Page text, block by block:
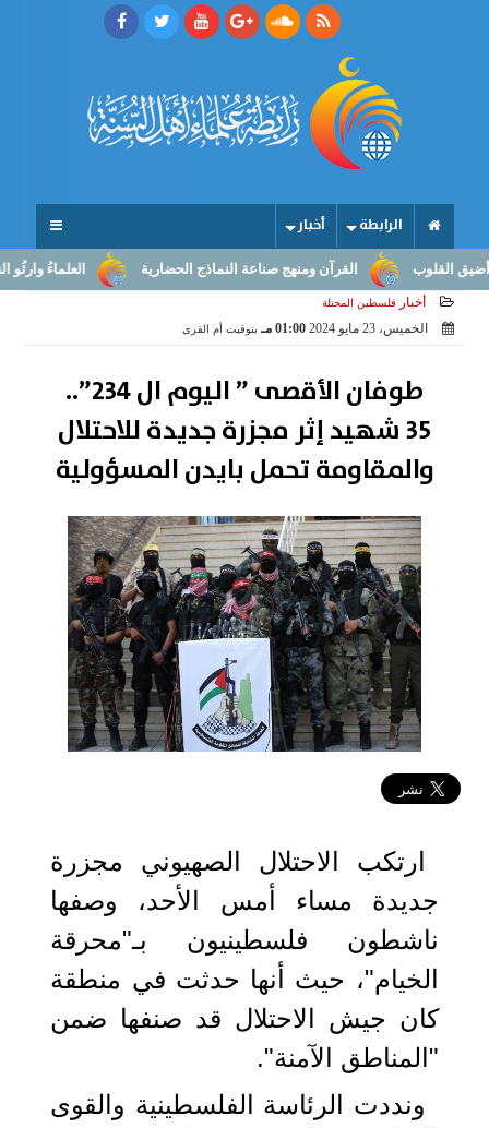
الرابطة أخبار
العلماءُ وارثُو القرآن ومنهج صناعة النماذج الحضارية
أخبار فلسطين المحتلة
الخميس، 23 مايو 2024 01:00 مـ بتوقيت أم القرى
طوفان الأقصى ” اليوم ال 234”..
35 شهيد إثر مجزرة جديدة للاحتلال
والمقاومة تحمل بايدن المسؤولية
ارتكب الاحتلال الصهيوني مجزرة
جديدة مساء أمس الأحد، وصفها
ناشطون فلسطينيون بـ"محرقة
الخيام"، حيث أنها حدثت في منطقة
كان جيش الاحتلال قد صنفها ضمن
"المناطق الآمنة".
ونددت الرئاسة الفلسطينية والقوى